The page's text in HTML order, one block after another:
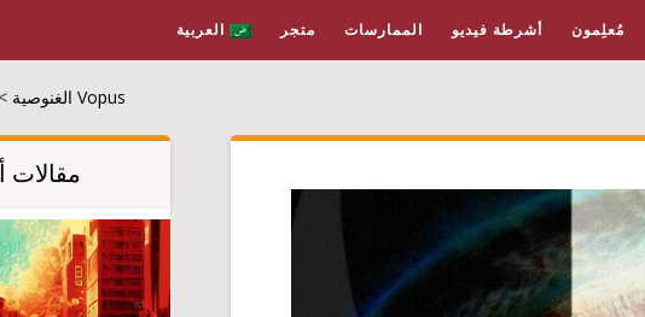
مُعلِمون أشرطة فيديو الممارسات متجر العربية
Vopus الغنوصية >